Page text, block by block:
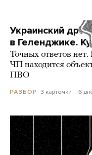
Украинский
в Геленджике.
Точных ответов
ЧП находится
ПВО
РАЗБОР 3 карточки 6